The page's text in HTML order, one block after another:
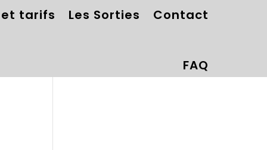
tarifs Les Sorties Contact
FAQ